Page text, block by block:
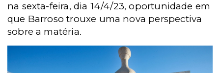
na sexta-feira, dia 14/4/23, oportunidade em
que Barroso trouxe uma nova perspectiva
sobre a matéria.